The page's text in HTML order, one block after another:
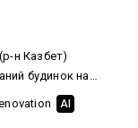
н Казбет)
будинок на
лінії, ви
AI